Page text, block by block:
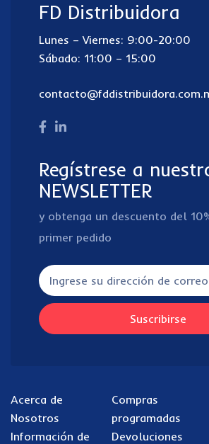
FD Distribuidora
Lunes – Viernes: 9:00-20:00
Sábado: 11:00 – 15:00
Regístrese a
NEWSLETTER
y obtenga un descuento del
primer pedido
Suscribirse
Acerca de
Nosotros
Información de
Compras
programadas
Devoluciones